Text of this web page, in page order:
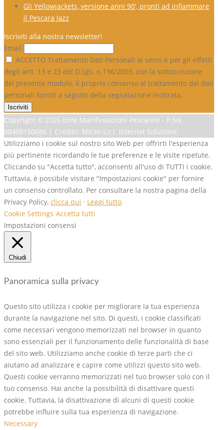
Gli Yellowjackets, versione anni 90′, pronti ad infiammare
il Pescara Jazz
Iscriviti alla nostra newsletter!
Email
ACCETTO Trattamento Dati Personali ai sensi e per gli effetti
degli artt. 13 e 23 del D.Lgs. n.196/2003, con la sottoscrizione
del presente modulo, il proprio consenso al trattamento dei dati
personali forniti a seguito della segnalazione inoltrata.
Copyright © 2026 Ente Manifestazioni Pescaresi - P.Iva
00400150686 | Credits: Micso s.r.l. Internet Solutions
Utilizziamo i cookie sul nostro sito Web per offrirti l'esperienza
più pertinente ricordando le tue preferenze e le visite ripetute.
Cliccando su "Accetta tutto", acconsenti all'uso di TUTTI i cookie.
Tuttavia, è possibile visitare "Impostazioni cookie" per fornire
un consenso controllato. Per consultare la nostra pagina della
Privacy Policy, clicca qui · Leggi tutto
Cookie Settings Accetta tutti
Impostazioni consensi
Chiudi
Panoramica sulla privacy
Questo sito utilizza i cookie per migliorare la tua esperienza
durante la navigazione nel sito. Di questi, i cookie classificati
come necessari vengono memorizzati nel browser in quanto
sono essenziali per il funzionamento delle funzionalità di base
del sito web. Utilizziamo anche cookie di terze parti che ci
aiutano ad analizzare e capire come utilizzi questo sito web.
Questi cookie verranno memorizzati nel tuo browser solo con il
tuo consenso. Hai anche la possibilità di disattivare questi
cookie. Tuttavia, la disattivazione di alcuni di questi cookie
potrebbe influire sulla tua esperienza di navigazione.
Necessary